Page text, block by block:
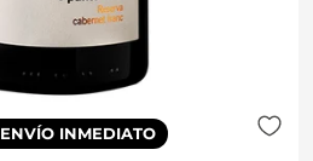
ENVÍO INMEDIATO